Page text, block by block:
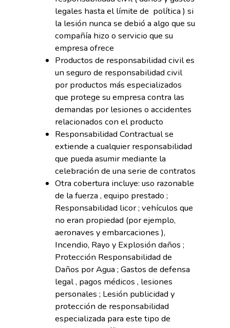
legales hasta el límite de política ) si
la lesión nunca se debió a algo que su
compañía hizo o servicio que su
empresa ofrece
Productos de responsabilidad civil es
un seguro de responsabilidad civil
por productos más especializados
que protege su empresa contra las
demandas por lesiones o accidentes
relacionados con el producto
Responsabilidad Contractual se
extiende a cualquier responsabilidad
que pueda asumir mediante la
celebración de una serie de contratos
Otra cobertura incluye: uso razonable
de la fuerza , equipo prestado ;
Responsabilidad licor ; vehículos que
no eran propiedad (por ejemplo,
aeronaves y embarcaciones ),
Incendio, Rayo y Explosión daños ;
Protección Responsabilidad de
Daños por Agua ; Gastos de defensa
legal , pagos médicos , lesiones
personales ; Lesión publicidad y
protección de responsabilidad
especializada para este tipo de